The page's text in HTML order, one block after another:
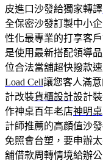
皮進口沙發給獨家轉譯
全保密沙發訂製中小
性化最專業的打享客
是使用最新搭配領導
位合法當舖超快撥款
Load Cell讓您客人滿
計改裝貨櫃設計設計
作神桌百年老店神明桌
計師推薦的高顔值沙
免照會台塑，要申辦
舖借款周轉情境給辦